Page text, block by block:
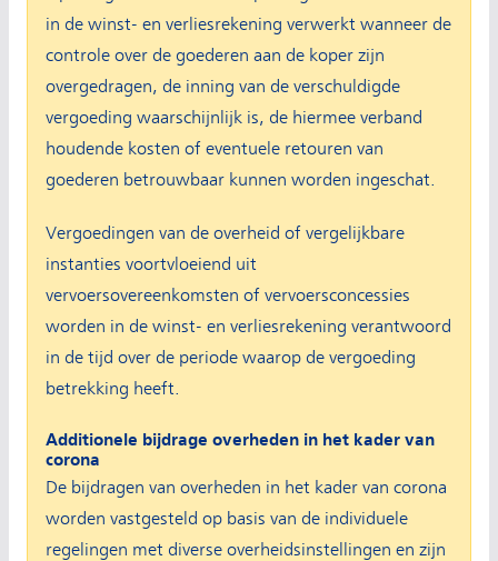
in de winst- en verliesrekening verwerkt wanneer de
controle over de goederen aan de koper zijn
overgedragen, de inning van de verschuldigde
vergoeding waarschijnlijk is, de hiermee verband
houdende kosten of eventuele retouren van
goederen betrouwbaar kunnen worden ingeschat.
Vergoedingen van de overheid of vergelijkbare
instanties voortvloeiend uit
vervoersovereenkomsten of vervoersconcessies
worden in de winst- en verliesrekening verantwoord
in de tijd over de periode waarop de vergoeding
betrekking heeft.
Additionele bijdrage overheden in het kader van
corona
De bijdragen van overheden in het kader van corona
worden vastgesteld op basis van de individuele
regelingen met diverse overheidsinstellingen en zijn